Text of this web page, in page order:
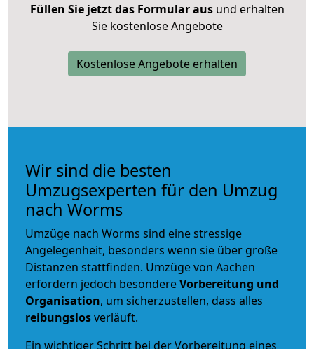
Füllen Sie jetzt das Formular ausund erhalten
Sie kostenlose Angebote
Kostenlose Angebote erhalten
Wir sind die besten
Umzugsexperten für den Umzug
nach Worms
Umzüge nach Worms sind eine stressige
Angelegenheit, besonders wenn sie über große
Distanzen stattfinden. Umzüge von Aachen
erfordern jedoch besondereVorbereitung und
Organisation, um sicherzustellen, dass alles
reibungslosverläuft.
Ein wichtiger Schritt bei der Vorbereitung eines